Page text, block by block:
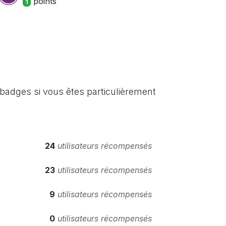
1
si vous êtes particulièrement
24 utilisateurs récompensés
23 utilisateurs récompensés
9 utilisateurs récompensés
0 utilisateurs récompensés